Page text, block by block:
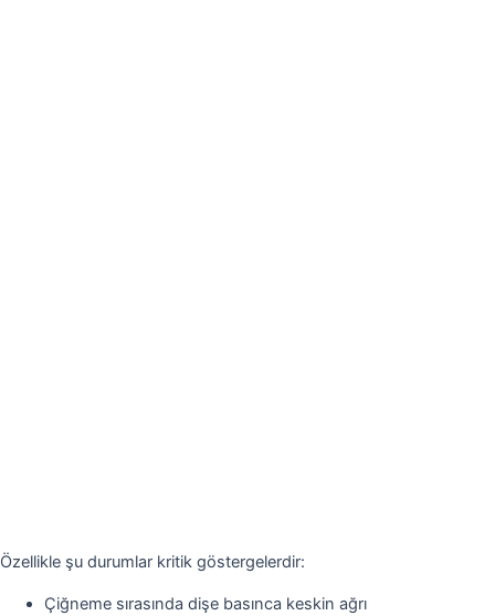
Özellikle şu durumlar kritik göstergelerdir:
Çiğneme sırasında dişe basınca keskin ağrı